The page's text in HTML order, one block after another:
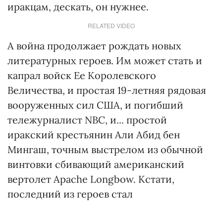
иракцам, дескать, он нужнее.
RELATED VIDEO
А война продолжает рождать новых
литературных героев. Им может стать и
капрал войск Ее Королевского
Величества, и простая 19-летняя рядовая
вооруженных сил США, и погибший
тележурналист NBC, и... простой
иракский крестьянин Али Абид бен
Мингаш, точным выстрелом из обычной
винтовки сбивающий американский
вертолет Apache Longbow. Кстати,
последний из героев стал